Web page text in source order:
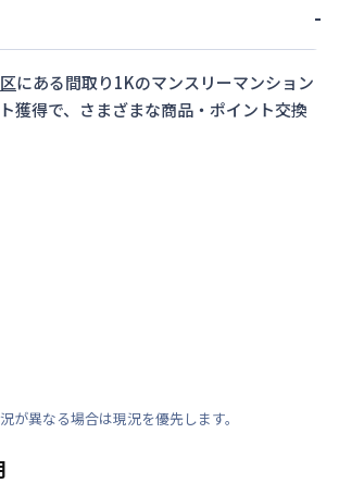
-
にある間取り1Kのマンスリーマンション
獲得で、さまざまな商品・ポイント交換
が異なる場合は現況を優先します。